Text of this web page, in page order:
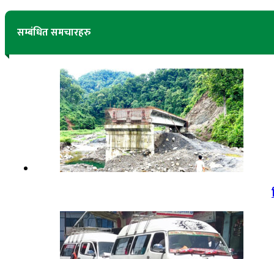
सम्बंधित समचारहरु